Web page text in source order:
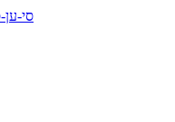
סי-